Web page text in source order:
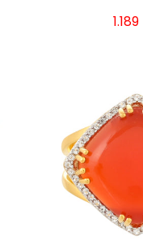
Preț